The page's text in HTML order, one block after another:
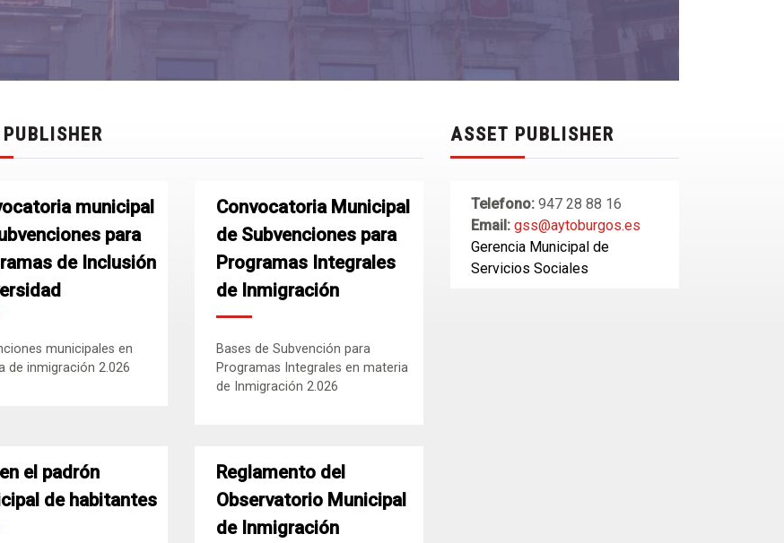
municipal
para
de Inclusión
municipales en
de inmigración 2.026
Convocatoria Municipal
de Subvenciones para
Programas Integrales
de Inmigración
Bases de Subvención para
Programas Integrales en materia
de Inmigración 2.026
el padrón
de habitantes
Reglamento del
Observatorio Municipal
de Inmigración
ASSET PUBLISHER
Telefono: 947 28 88 16
Email: gss@aytoburgos.es
Gerencia Municipal de
Servicios Sociales